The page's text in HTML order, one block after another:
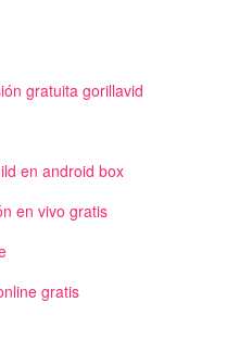
gratuita gorillavid
en android box
en vivo gratis
gratis